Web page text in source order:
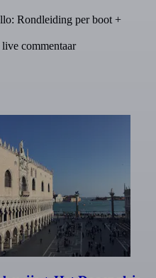
Rondleiding per boot +
commentaar